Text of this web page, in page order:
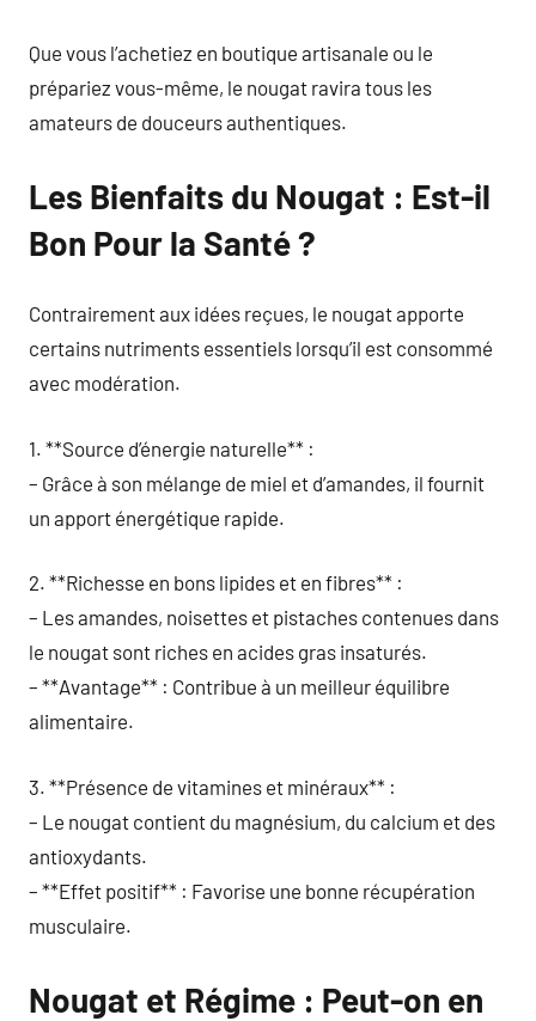
Que vous l’achetiez en boutique artisanale ou le
prépariez vous-même, le nougat ravira tous les
amateurs de douceurs authentiques.
Les Bienfaits du Nougat : Est-il
Bon Pour la Santé ?
Contrairement aux idées reçues, le nougat apporte
certains nutriments essentiels lorsqu’il est consommé
avec modération.
1. **Source d’énergie naturelle** :
– Grâce à son mélange de miel et d’amandes, il fournit
un apport énergétique rapide.
2. **Richesse en bons lipides et en fibres** :
– Les amandes, noisettes et pistaches contenues dans
le nougat sont riches en acides gras insaturés.
– **Avantage** : Contribue à un meilleur équilibre
alimentaire.
3. **Présence de vitamines et minéraux** :
– Le nougat contient du magnésium, du calcium et des
antioxydants.
– **Effet positif** : Favorise une bonne récupération
musculaire.
Nougat et Régime : Peut-on en